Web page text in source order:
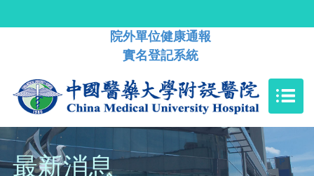
院外單位健康通報
實名登記系統
最新消息